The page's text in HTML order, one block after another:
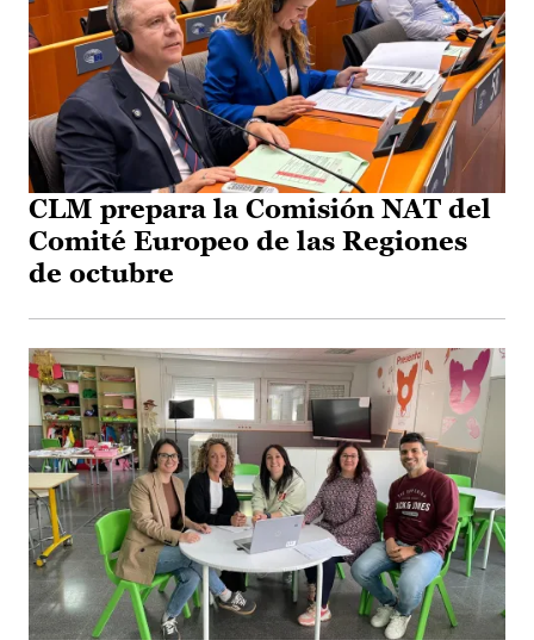
CLM prepara la Comisión NAT del
Comité Europeo de las Regiones
de octubre